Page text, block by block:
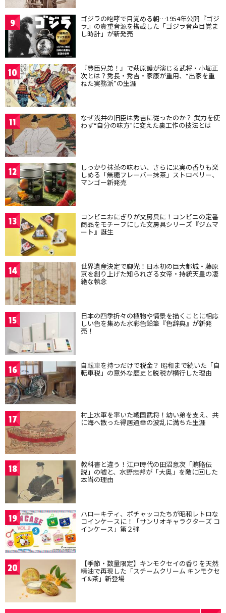
9 ゴジラの咆哮で目覚める朝…1954年公開『ゴジ
ラ』の貴重音源を搭載した「ゴジラ音声目覚ま
し時計」が新発売
10 『豊臣兄弟！』で萩原護が演じる武将・小堀正
次とは？秀長・秀吉・家康が重用、“出家を重
ねた実務派”の生涯
11 なぜ浅井の旧臣は秀吉に従ったのか？ 武力を使
わず“自分の味方”に変えた裏工作の技法とは
12 しっかり抹茶の味わい、さらに果実の香りも楽
しめる「無糖フレーバー抹茶」ストロベリー、
マンゴー新発売
13 コンビニおにぎりが文房具に！コンビニの定番
商品をモチーフにした文房具シリーズ『ジムマ
ート』誕生
14 世界遺産決定で脚光！日本初の巨大都城・藤原
京を創り上げた知られざる女帝・持統天皇の凄
絶な執念
15 日本の四季折々の植物や情景を描くことに相応
しい色を集めた水彩色鉛筆『色辞典』が新発
売！
16 自転車を持つだけで税金？ 昭和まで続いた「自
転車税」の意外な歴史と脱税が横行した理由
17 村上水軍を率いた戦国武将！幼い弟を支え、共
に海へ散った得居通幸の波乱に満ちた生涯
18 教科書と違う！江戸時代の田沼意次「賄賂伝
説」の嘘と、水野忠邦が「大奥」を敵に回した
本当の理由
19 ハローキティ、ポチャッコたちが昭和レトロな
コインケースに！「サンリオキャラクターズ コ
インケース」第２弾
20 【季節・数量限定】キンモクセイの香りを天然
精油で再現した「スチームクリーム キンモクセ
イ&茶」新登場